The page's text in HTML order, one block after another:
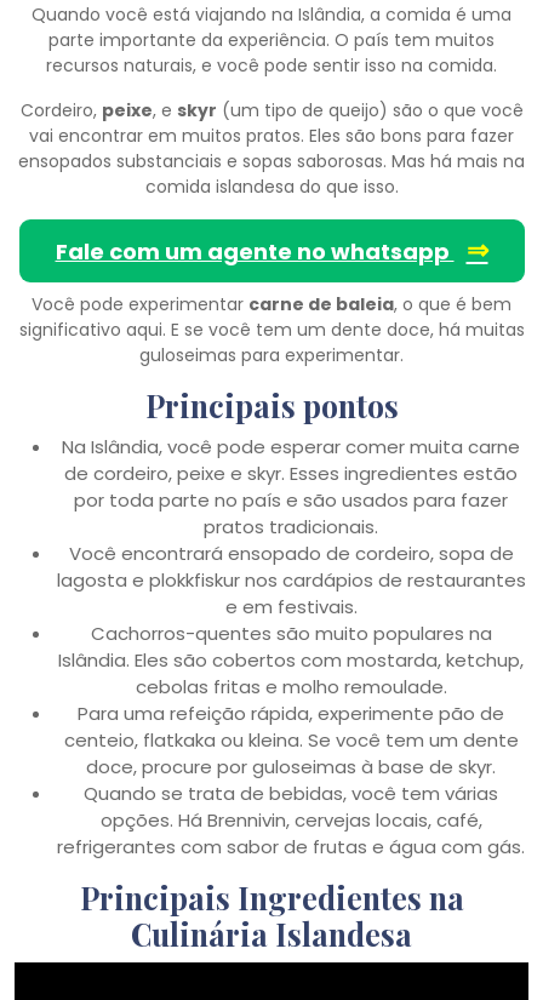
Quando você está viajando na Islândia, a comida é uma
parte importante da experiência. O país tem muitos
recursos naturais, e você pode sentir isso na comida.
Cordeiro, peixe, e skyr (um tipo de queijo) são o que você
vai encontrar em muitos pratos. Eles são bons para fazer
ensopados substanciais e sopas saborosas. Mas há mais na
comida islandesa do que isso.
Fale com um agente no whatsapp ⇒
Você pode experimentar carne de baleia, o que é bem
significativo aqui. E se você tem um dente doce, há muitas
guloseimas para experimentar.
Principais pontos
Na Islândia, você pode esperar comer muita carne
de cordeiro, peixe e skyr. Esses ingredientes estão
por toda parte no país e são usados para fazer
pratos tradicionais.
Você encontrará ensopado de cordeiro, sopa de
lagosta e plokkfiskur nos cardápios de restaurantes
e em festivais.
Cachorros-quentes são muito populares na
Islândia. Eles são cobertos com mostarda, ketchup,
cebolas fritas e molho remoulade.
Para uma refeição rápida, experimente pão de
centeio, flatkaka ou kleina. Se você tem um dente
doce, procure por guloseimas à base de skyr.
Quando se trata de bebidas, você tem várias
opções. Há Brennivin, cervejas locais, café,
refrigerantes com sabor de frutas e água com gás.
Principais Ingredientes na
Culinária Islandesa